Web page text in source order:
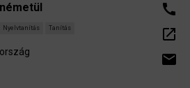
Nyelvtanítás Tanítás
call
open_in_new
email